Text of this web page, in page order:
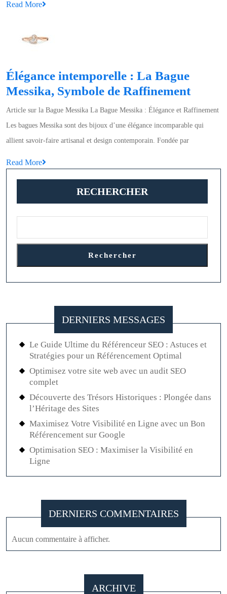
au
Cœur
de
la
Beauté
Naturelle
Read More
Élégance intemporelle : La Bague
Messika, Symbole de Raffinement
:
Article sur la Bague Messika La Bague Messika : Élégance et Raffinement
Les bagues Messika sont des bijoux d’une élégance incomparable qui
allient savoir-faire artisanal et design contemporain. Fondée par
Read More
RECHERCHER
Rechercher
DERNIERS MESSAGES
Le Guide Ultime du Référenceur SEO : Astuces et
Stratégies pour un Référencement Optimal
Optimisez votre site web avec un audit SEO
complet
Découverte des Trésors Historiques : Plongée dans
l’Héritage des Sites
Maximisez Votre Visibilité en Ligne avec un Bon
Référencement sur Google
Optimisation SEO : Maximiser la Visibilité en
Ligne
DERNIERS COMMENTAIRES
Aucun commentaire à afficher.
ARCHIVE